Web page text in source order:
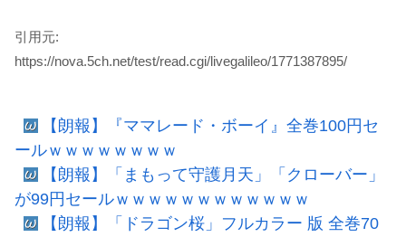
引用元:
https://nova.5ch.net/test/read.cgi/livegalileo/1771387895/
【朗報】『ママレード・ボーイ』全巻100円セ
ールｗｗｗｗｗｗｗｗ
【朗報】「まもって守護月天」「クローバー」
が99円セールｗｗｗｗｗｗｗｗｗｗｗｗ
【朗報】「ドラゴン桜」フルカラー 版 全巻70